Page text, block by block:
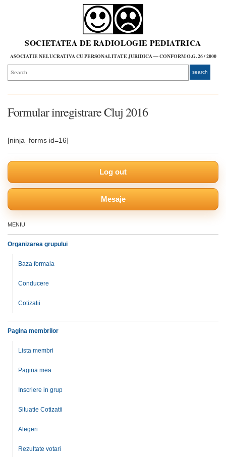
SOCIETATEA DE RADIOLOGIE PEDIATRICA
ASOCIATIE NELUCRATIVA CU PERSONALITATE JURIDICA — CONFORM O.G. 26 / 2000
Formular inregistrare Cluj 2016
[ninja_forms id=16]
Log out
Mesaje
MENIU
Organizarea grupului
Baza formala
Conducere
Cotizatii
Pagina membrilor
Lista membri
Pagina mea
Inscriere in grup
Situatie Cotizatii
Alegeri
Rezultate votari